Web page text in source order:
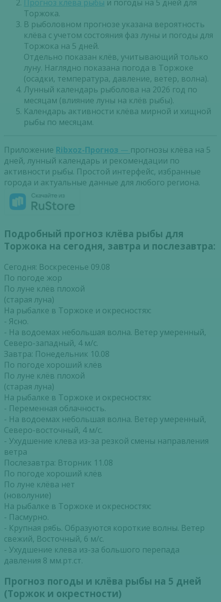
Прогноз клева рыбы и погоды на 5 дней для
Торжока.
В рыболовном прогнозе указана вероятность
клёва с учетом состояния фаз луны и погоды для
Торжока на 5 дней.
Отдельно показан клёв, учитывающий только
луну. Наглядно показана погода в Торжоке
(осадки, температура, давление, ветер, волна).
Лунный календарь рыболова на 2026 год по
месяцам (влияние луны на клёв рыбы).
Календарь активности клёва мирной и хищной
рыбы по месяцам.
Приложение Ribxoz-Прогноз — прогнозы клёва на 5
дней, лунный календарь и рекомендации по
активности рыбы. Простой интерфейс, избранные
города и актуальные данные для любого региона.
Подробный прогноз клёва рыбы для
Торжока на сегодня, завтра и послезавтра:
Сегодня: Воскресенье 09.08
По погоде жор
По луне клёв плохой
(старая луна)
На рыбалке в Торжоке и окресностях:
- Ясно.
- На водоемах небольшая волна. Ветер умеренный,
Северо-западный, 4 м/с.
Завтра: Понедельник 10.08
По погоде хороший клёв
По луне клёв плохой
(старая луна)
На рыбалке в Торжоке и окресностях:
- Переменная облачность.
- На водоемах небольшая волна. Ветер умеренный,
Северо-восточный, 4 м/с.
- Ухудшение клева из-за резкой смены направления
ветра
Послезавтра: Вторник 11.08
По погоде хороший клёв
По луне клёва нет
(новолуние)
На рыбалке в Торжоке и окресностях:
- Пасмурно.
- Крупная рябь. Образуются короткие волны. Ветер
свежий, Восточный, 6 м/с.
- Ухудшение клева из-за большого перепада
давления 8 мм.рт.ст.
Прогноз погоды и клёва рыбы на 5 дней
(Торжок и окрестности)